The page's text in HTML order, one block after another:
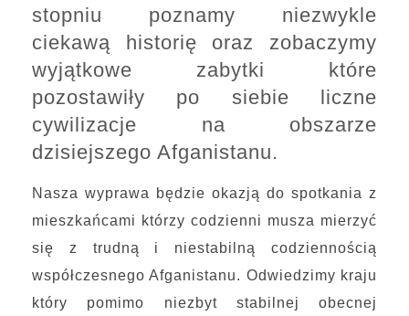
stopniu poznamy niezwykle
ciekawą historię oraz zobaczymy
wyjątkowe zabytki które
pozostawiły po siebie liczne
cywilizacje na obszarze
dzisiejszego Afganistanu.
Nasza wyprawa będzie okazją do spotkania z
mieszkańcami którzy codzienni musza mierzyć
się z trudną i niestabilną codziennością
współczesnego Afganistanu. Odwiedzimy kraju
który pomimo niezbyt stabilnej obecnej